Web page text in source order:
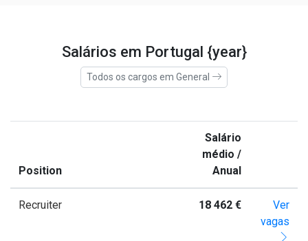
Salários em Portugal {year}
Todos os cargos em General
Position
Salário
médio /
Anual
Recruiter 18 462 €
Ver
vagas